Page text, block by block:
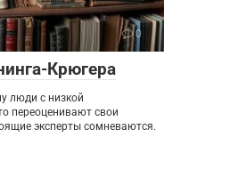
0
Крюгера
люди с низкой
переоценивают свои
эксперты сомневаются.